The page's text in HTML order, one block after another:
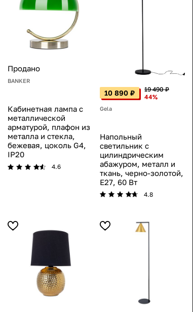
Продано
BANKER
Кабинетная лампа с
металлической
арматурой, плафон из
металла и стекла,
бежевая, цоколь G4,
IP20
4.6
10 890 ₽
19 490 ₽
44%
Gela
Напольный
светильник с
цилиндрическим
абажуром, металл и
ткань, черно-золотой,
E27, 60 Вт
4.8